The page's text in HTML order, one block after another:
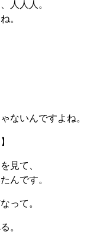
人人人。
。
ないんですよね。
見て、
んです。
って。
。